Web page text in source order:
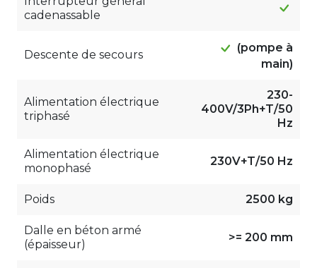
cadenassable
Descente de secours
(pompe à
main)
Alimentation électrique
triphasé
230-
400V/3Ph+T/50
Hz
Alimentation électrique
monophasé
230V+T/50 Hz
Poids 2500 kg
Dalle en béton armé
(épaisseur)
>= 200 mm